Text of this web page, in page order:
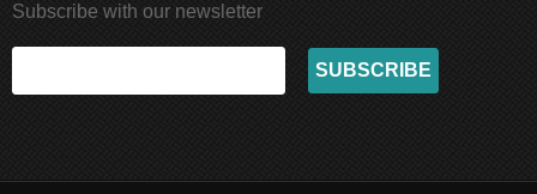
Subscribe with our newsletter